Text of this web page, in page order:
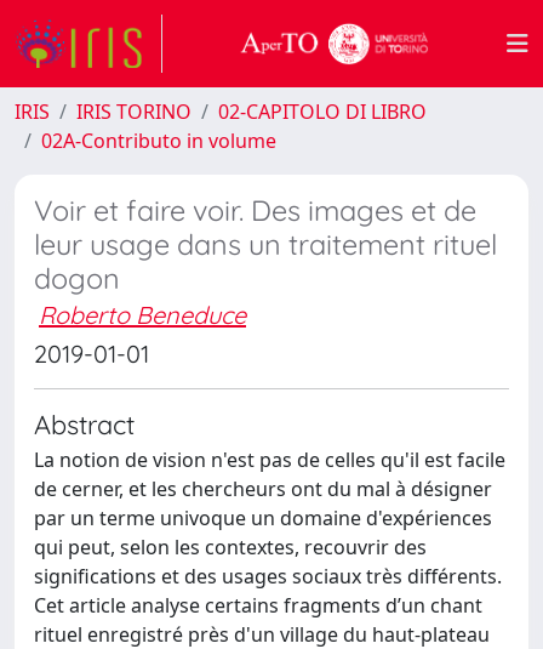
IRIS IRIS TORINO
02-CAPITOLO DI LIBRO
02A-Contributo in volume
Voir et faire voir. Des images et de
leur usage dans un traitement rituel
dogon
Roberto Beneduce
2019-01-01
Abstract
La notion de vision n'est pas de celles qu'il est facile
de cerner, et les chercheurs ont du mal à désigner
par un terme univoque un domaine d'expériences
qui peut, selon les contextes, recouvrir des
significations et des usages sociaux très différents.
Cet article analyse certains fragments d’un chant
rituel enregistré près d'un village du haut-plateau